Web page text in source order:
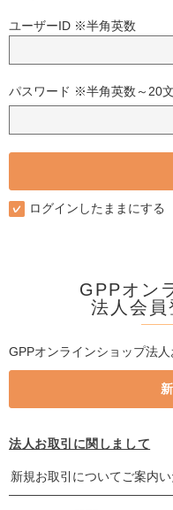
ユーザーID ※半角英数
パスワード ※半角英数～20
ログインしたままにする
GPPオン
法人会員
GPPオンラインショップ法
法人お取引に関しまして
新規お取引についてご案内い